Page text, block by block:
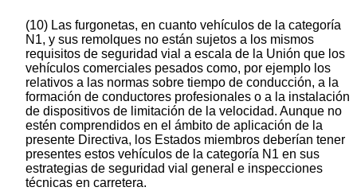
(10) Las furgonetas, en cuanto vehículos de la categoría
N1, y sus remolques no están sujetos a los mismos
requisitos de seguridad vial a escala de la Unión que los
vehículos comerciales pesados como, por ejemplo los
relativos a las normas sobre tiempo de conducción, a la
formación de conductores profesionales o a la instalación
de dispositivos de limitación de la velocidad. Aunque no
estén comprendidos en el ámbito de aplicación de la
presente Directiva, los Estados miembros deberían tener
presentes estos vehículos de la categoría N1 en sus
estrategias de seguridad vial general e inspecciones
técnicas en carretera.